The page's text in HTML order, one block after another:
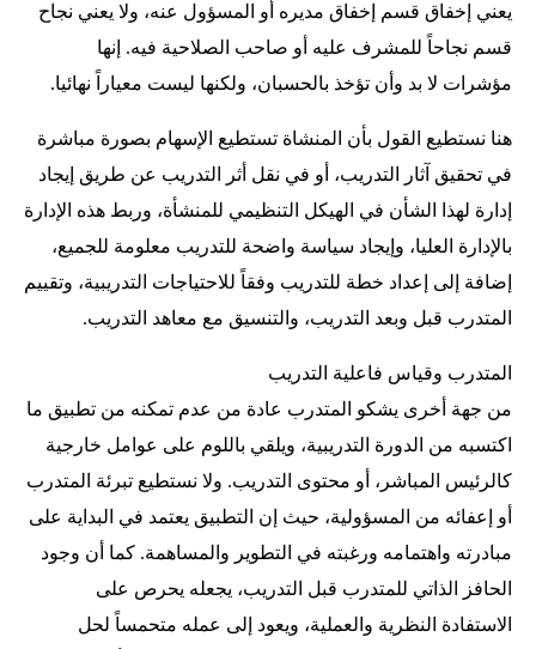
يعني إخفاق قسم إخفاق مديره أو المسؤول عنه، ولا يعني نجاح
قسم نجاحاً للمشرف عليه أو صاحب الصلاحية فيه. إنها
مؤشرات لا بد وأن تؤخذ بالحسبان، ولكنها ليست معياراً نهائيا.
هنا نستطيع القول بأن المنشاة تستطيع الإسهام بصورة مباشرة
في تحقيق آثار التدريب، أو في نقل أثر التدريب عن طريق إيجاد
إدارة لهذا الشأن في الهيكل التنظيمي للمنشأة، وربط هذه الإدارة
بالإدارة العليا، وإيجاد سياسة واضحة للتدريب معلومة للجميع،
إضافة إلى إعداد خطة للتدريب وفقاً للاحتياجات التدريبية، وتقييم
المتدرب قبل وبعد التدريب، والتنسيق مع معاهد التدريب.
المتدرب وقياس فاعلية التدريب
من جهة أخرى يشكو المتدرب عادة من عدم تمكنه من تطبيق ما
اكتسبه من الدورة التدريبية، ويلقي باللوم على عوامل خارجية
كالرئيس المباشر، أو محتوى التدريب. ولا نستطيع تبرئة المتدرب
أو إعفائه من المسؤولية، حيث إن التطبيق يعتمد في البداية على
مبادرته واهتمامه ورغبته في التطوير والمساهمة. كما أن وجود
الحافز الذاتي للمتدرب قبل التدريب، يجعله يحرص على
الاستفادة النظرية والعملية، ويعود إلى عمله متحمساً لحل